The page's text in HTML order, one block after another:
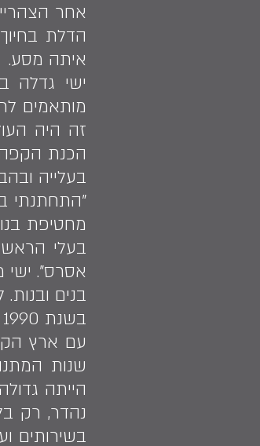
אחר
הדלת
איתה מסע.
ישי גדלה
מותאמים
זה היה
הכנת
בעלייה
בעלי
בנים
עם ארץ
הייתה
נהדר, רק
בשירותים